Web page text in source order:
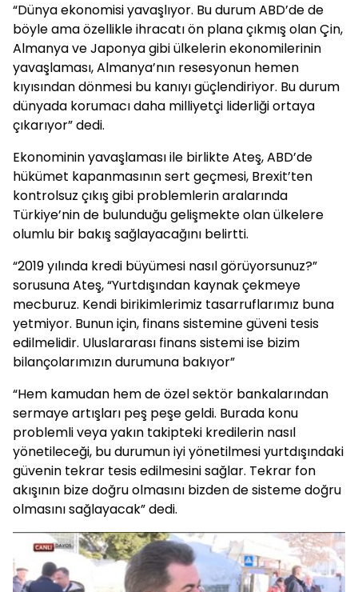
“Dünya ekonomisi yavaşlıyor. Bu durum ABD’de de
böyle ama özellikle ihracatı ön plana çıkmış olan Çin,
Almanya ve Japonya gibi ülkelerin ekonomilerinin
yavaşlaması, Almanya’nın resesyonun hemen
kıyısından dönmesi bu kanıyı güçlendiriyor. Bu durum
dünyada korumacı daha milliyetçi liderliği ortaya
çıkarıyor” dedi.
Ekonominin yavaşlaması ile birlikte Ateş, ABD’de
hükümet kapanmasının sert geçmesi, Brexit’ten
kontrolsuz çıkış gibi problemlerin aralarında
Türkiye’nin de bulunduğu gelişmekte olan ülkelere
olumlu bir bakış sağlayacağını belirtti.
“2019 yılında kredi büyümesi nasıl görüyorsunuz?”
sorusuna Ateş, “Yurtdışından kaynak çekmeye
mecburuz. Kendi birikimlerimiz tasarruflarımız buna
yetmiyor. Bunun için, finans sistemine güveni tesis
edilmelidir. Uluslararası finans sistemi ise bizim
bilançolarımızın durumuna bakıyor”
“Hem kamudan hem de özel sektör bankalarından
sermaye artışları peş peşe geldi. Burada konu
problemli veya yakın takipteki kredilerin nasıl
yönetileceği, bu durumun iyi yönetilmesi yurtdışındaki
güvenin tekrar tesis edilmesini sağlar. Tekrar fon
akışının bize doğru olmasını bizden de sisteme doğru
olmasını sağlayacak” dedi.